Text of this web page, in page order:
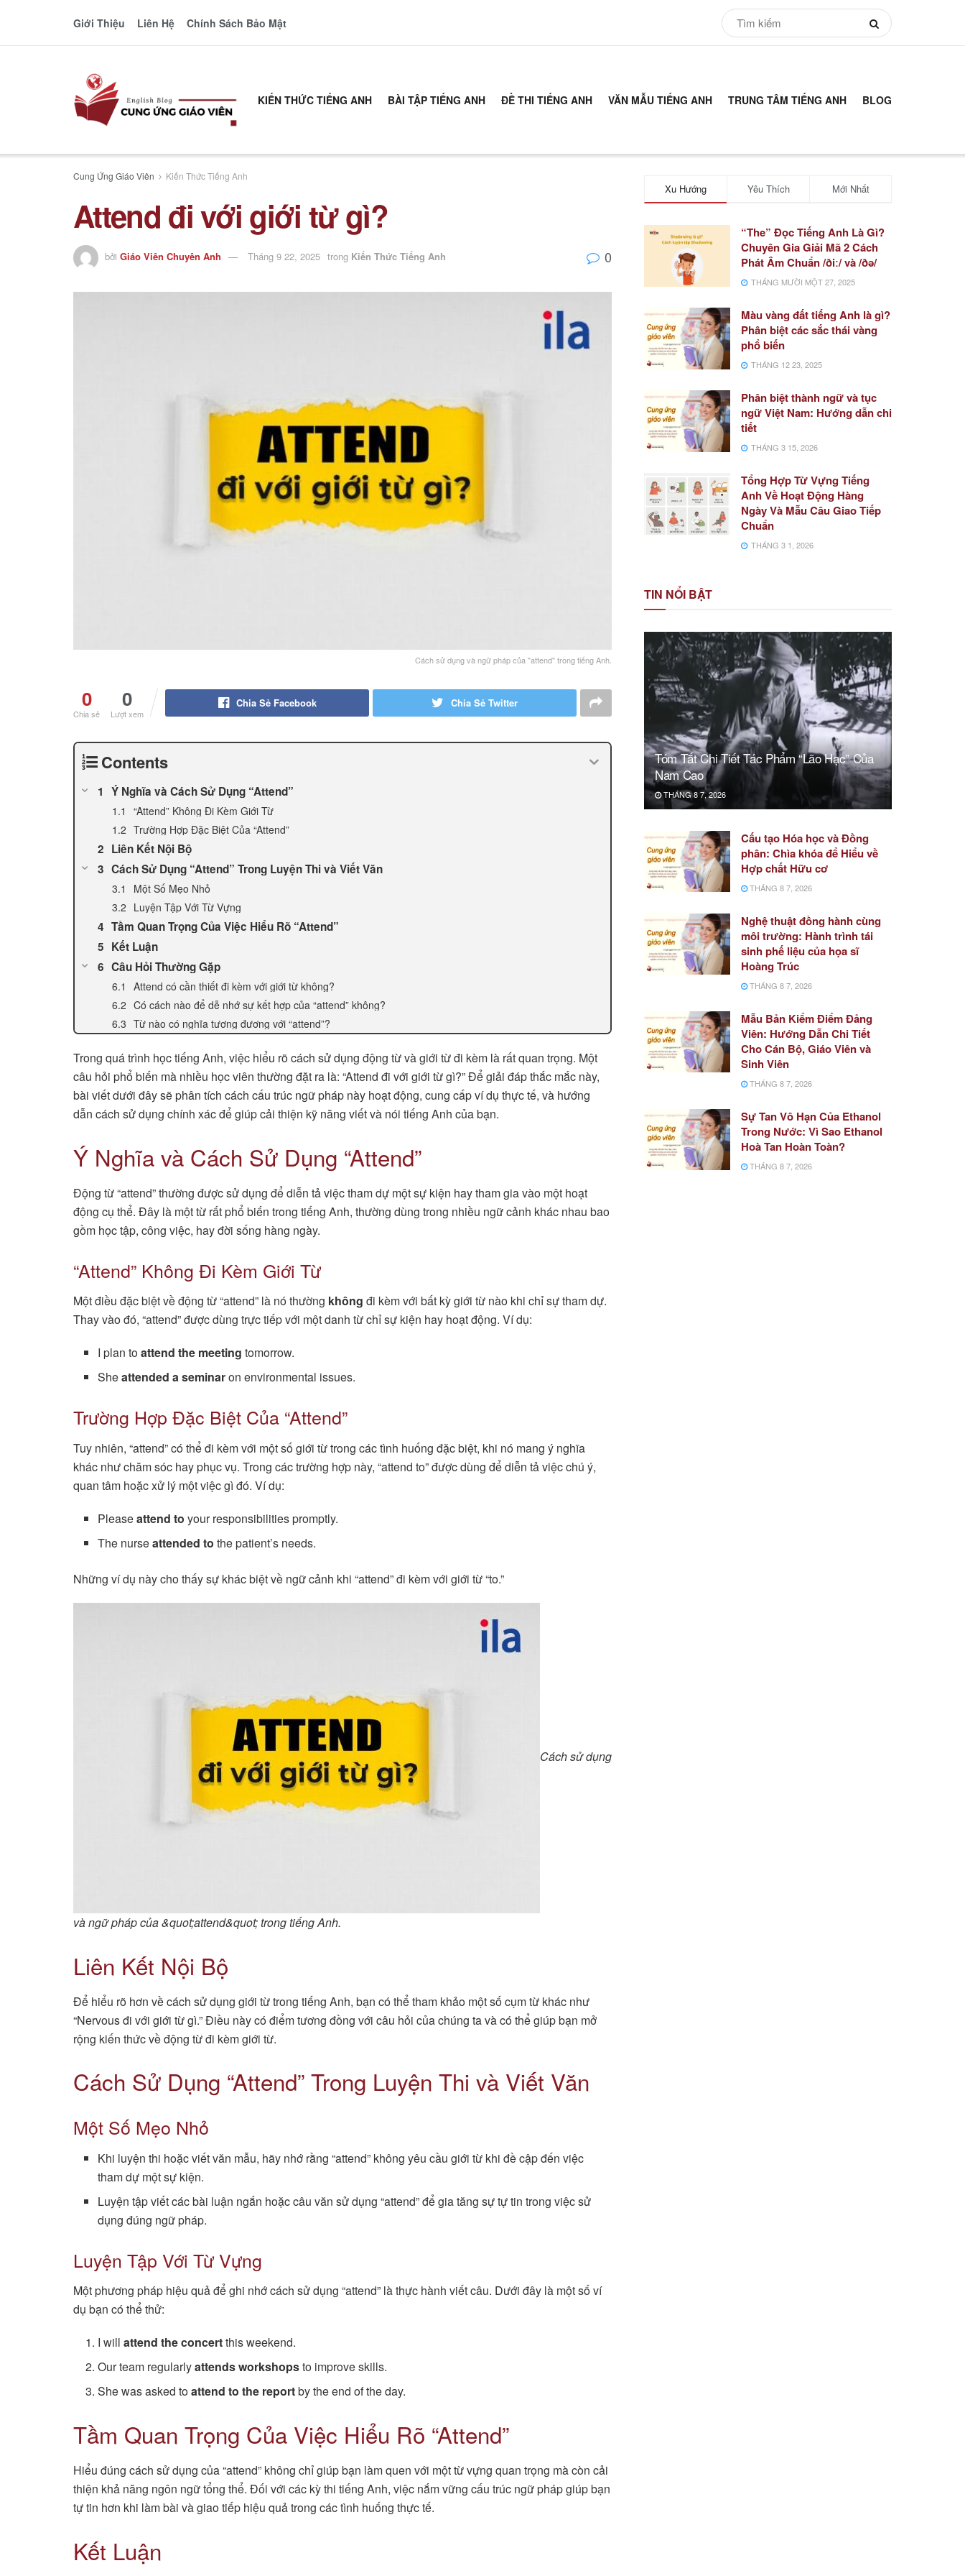
Giới Thiệu Liên Hệ Chính Sách Bảo Mật
KIẾN THỨC TIẾNG ANH BÀI TẬP TIẾNG ANH ĐỀ THI TIẾNG ANH VĂN MẪU TIẾNG ANH TRUNG TÂM TIẾNG ANH BLOG
Cung Ứng Giáo Viên Kiến Thức Tiếng Anh
Attend đi với giới từ gì?
bởi Giáo Viên Chuyên Anh Tháng 9 22, 2025 trong Kiến Thức Tiếng Anh 0
Cách sử dụng và ngữ pháp của "attend" trong tiếng Anh.
0
Chia sẻ
0
Lượt xem
Chia Sẻ Facebook Chia Sẻ Twitter
Contents
Ý Nghĩa và Cách Sử Dụng “Attend”
“Attend” Không Đi Kèm Giới Từ
Trường Hợp Đặc Biệt Của “Attend”
Liên Kết Nội Bộ
Cách Sử Dụng “Attend” Trong Luyện Thi và Viết Văn
Một Số Mẹo Nhỏ
Luyện Tập Với Từ Vựng
Tầm Quan Trọng Của Việc Hiểu Rõ “Attend”
Kết Luận
Câu Hỏi Thường Gặp
Attend có cần thiết đi kèm với giới từ không?
Có cách nào để dễ nhớ sự kết hợp của “attend” không?
Từ nào có nghĩa tương đương với “attend”?
Trong quá trình học tiếng Anh, việc hiểu rõ cách sử dụng động từ và giới từ đi kèm là rất quan trọng. Một
câu hỏi phổ biến mà nhiều học viên thường đặt ra là: “Attend đi với giới từ gì?” Để giải đáp thắc mắc này,
bài viết dưới đây sẽ phân tích cách cấu trúc ngữ pháp này hoạt động, cung cấp ví dụ thực tế, và hướng
dẫn cách sử dụng chính xác để giúp cải thiện kỹ năng viết và nói tiếng Anh của bạn.
Ý Nghĩa và Cách Sử Dụng “Attend”
Động từ “attend” thường được sử dụng để diễn tả việc tham dự một sự kiện hay tham gia vào một hoạt
động cụ thể. Đây là một từ rất phổ biến trong tiếng Anh, thường dùng trong nhiều ngữ cảnh khác nhau bao
gồm học tập, công việc, hay đời sống hàng ngày.
“Attend” Không Đi Kèm Giới Từ
Một điều đặc biệt về động từ “attend” là nó thường không đi kèm với bất kỳ giới từ nào khi chỉ sự tham dự.
Thay vào đó, “attend” được dùng trực tiếp với một danh từ chỉ sự kiện hay hoạt động. Ví dụ:
I plan toattend the meeting tomorrow.
Sheattended a seminaron environmental issues.
Trường Hợp Đặc Biệt Của “Attend”
Tuy nhiên, “attend” có thể đi kèm với một số giới từ trong các tình huống đặc biệt, khi nó mang ý nghĩa
khác như chăm sóc hay phục vụ. Trong các trường hợp này, “attend to” được dùng để diễn tả việc chú ý,
quan tâm hoặc xử lý một việc gì đó. Ví dụ:
Pleaseattend to your responsibilities promptly.
The nurseattended to the patient’s needs.
Những ví dụ này cho thấy sự khác biệt về ngữ cảnh khi “attend” đi kèm với giới từ “to.”
Cách sử dụng
và ngữ pháp của &quot;attend&quot; trong tiếng Anh.
Liên Kết Nội Bộ
Để hiểu rõ hơn về cách sử dụng giới từ trong tiếng Anh, bạn có thể tham khảo một số cụm từ khác như
“Nervous đi với giới từ gì.” Điều này có điểm tương đồng với câu hỏi của chúng ta và có thể giúp bạn mở
rộng kiến thức về động từ đi kèm giới từ.
Cách Sử Dụng “Attend” Trong Luyện Thi và Viết Văn
Một Số Mẹo Nhỏ
Khi luyện thi hoặc viết văn mẫu, hãy nhớ rằng “attend” không yêu cầu giới từ khi đề cập đến việc
tham dự một sự kiện.
Luyện tập viết các bài luận ngắn hoặc câu văn sử dụng “attend” để gia tăng sự tự tin trong việc sử
dụng đúng ngữ pháp.
Luyện Tập Với Từ Vựng
Một phương pháp hiệu quả để ghi nhớ cách sử dụng “attend” là thực hành viết câu. Dưới đây là một số ví
dụ bạn có thể thử:
I willattend the concertthis weekend.
Our team regularlyattends workshopsto improve skills.
She was asked toattend to the reportby the end of the day.
Tầm Quan Trọng Của Việc Hiểu Rõ “Attend”
Hiểu đúng cách sử dụng của “attend” không chỉ giúp bạn làm quen với một từ vựng quan trọng mà còn cải
thiện khả năng ngôn ngữ tổng thể. Đối với các kỳ thi tiếng Anh, việc nắm vững cấu trúc ngữ pháp giúp bạn
tự tin hơn khi làm bài và giao tiếp hiệu quả trong các tình huống thực tế.
Kết Luận
Xu Hướng Yêu Thích Mới Nhất
“The” Đọc Tiếng Anh Là Gì?
Chuyên Gia Giải Mã 2 Cách
Phát Âm Chuẩn /ðiː/ và /ðə/
THÁNG MƯỜI MỘT 27, 2025
Màu vàng đất tiếng Anh là gì?
Phân biệt các sắc thái vàng
phổ biến
THÁNG 12 23, 2025
Phân biệt thành ngữ và tục
ngữ Việt Nam: Hướng dẫn chi
tiết
THÁNG 3 15, 2026
Tổng Hợp Từ Vựng Tiếng
Anh Về Hoạt Động Hàng
Ngày Và Mẫu Câu Giao Tiếp
Chuẩn
THÁNG 3 1, 2026
TIN NỔI BẬT
Tóm Tắt Chi Tiết Tác Phẩm “Lão Hạc” Của
Nam Cao
THÁNG 8 7, 2026
Cấu tạo Hóa học và Đồng
phân: Chìa khóa để Hiểu về
Hợp chất Hữu cơ
THÁNG 8 7, 2026
Nghệ thuật đồng hành cùng
môi trường: Hành trình tái
sinh phế liệu của họa sĩ
Hoàng Trúc
THÁNG 8 7, 2026
Mẫu Bản Kiểm Điểm Đảng
Viên: Hướng Dẫn Chi Tiết
Cho Cán Bộ, Giáo Viên và
Sinh Viên
THÁNG 8 7, 2026
Sự Tan Vô Hạn Của Ethanol
Trong Nước: Vì Sao Ethanol
Hoà Tan Hoàn Toàn?
THÁNG 8 7, 2026